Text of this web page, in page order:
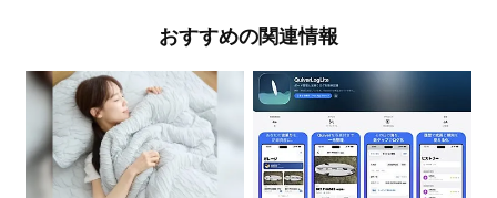
おすすめの関連情報